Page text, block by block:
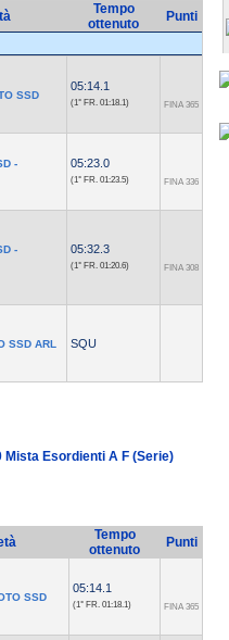
Tempo
ottenuto
Punti
SSD
05:14.1
(1° FR. 01:18.1) FINA 365
-
05:23.0
(1° FR. 01:23.5) FINA 336
-
05:32.3
(1° FR. 01:20.6) FINA 308
SSD ARL SQU
Esordienti A F (Serie)
Tempo
ottenuto
Punti
SSD
05:14.1
(1° FR. 01:18.1) FINA 365